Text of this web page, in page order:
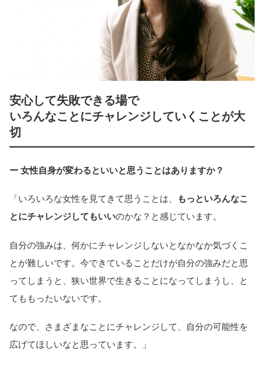
安心して失敗できる場で
いろんなことにチャレンジしていくことが大
切
ー 女性自身が変わるといいと思うことはありますか？
「いろいろな女性を見てきて思うことは、
もっといろんなこ
とにチャレンジしてもいいのかな？と感じています。
自分の強みは、何かにチャレンジしないとなかなか気づくこ
とが難しいです。今できていることだけが自分の強みだと思
ってしまうと、狭い世界で生きることになってしまうし、と
てももったいないです。
なので、さまざまなことにチャレンジして、自分の可能性を
広げてほしいなと思っています。」